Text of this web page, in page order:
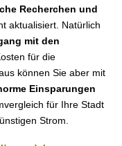
Recherchen und
aktualisiert. Natürlich
mit den
für die
können Sie aber mit
Einsparungen
für Ihre Stadt
Strom.